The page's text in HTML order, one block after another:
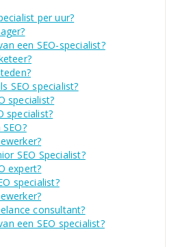
per uur?
een SEO-specialist?
SEO specialist?
specialist?
specialist?
SEO Specialist?
expert?
specialist?
consultant?
een SEO specialist?